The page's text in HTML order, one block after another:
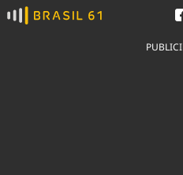
Ver todas as notícias